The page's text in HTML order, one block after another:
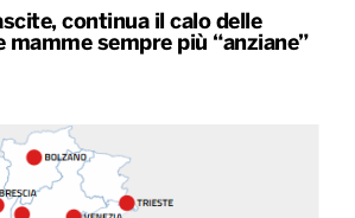
continua il calo delle
mamme sempre più “anziane”